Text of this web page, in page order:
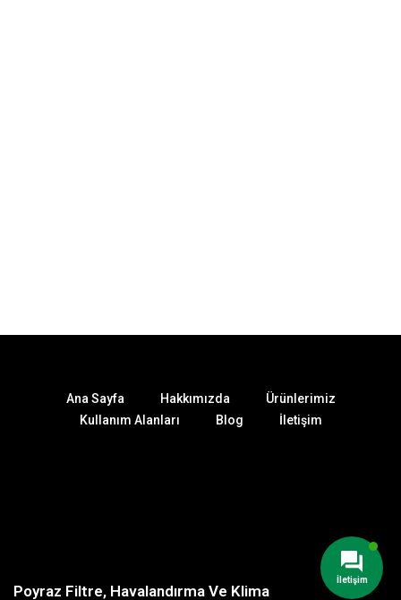
Ana Sayfa Hakkımızda
Ürünlerimiz
Kullanım Alanları
Blog İletişim
Poyraz Filtre, Havalandırma Ve Klima
İletişim